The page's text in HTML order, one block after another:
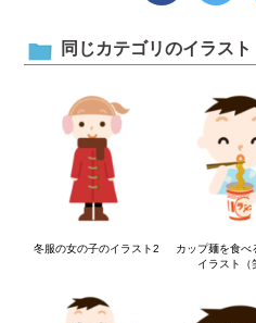
同じカテゴリのイラスト
冬服の女の子のイラスト2
カップ麺を食べ
イラスト（